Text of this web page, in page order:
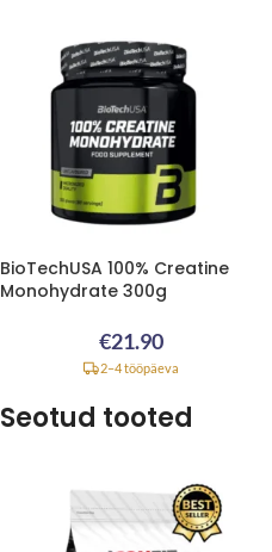
BioTechUSA 100% Creatine
Monohydrate 300g
€21.90
2–4 tööpäeva
Seotud tooted